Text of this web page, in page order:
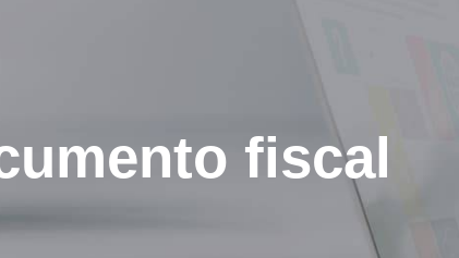
fiscal